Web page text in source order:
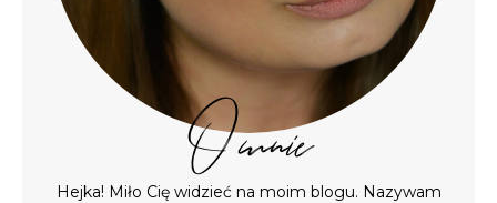
O mnie
Hejka! Miło Cię widzieć na moim blogu. Nazywam